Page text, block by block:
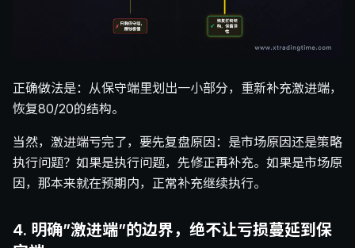
正确做法是：从保守端里划出一小部分，重新补充激进端，
恢复80/20的结构。
当然，激进端亏完了，要先复盘原因：是市场原因还是策略
执行问题？如果是执行问题，先修正再补充。如果是市场原
因，那本来就在预期内，正常补充继续执行。
4. 明确”激进端”的边界，绝不让亏损蔓延到保